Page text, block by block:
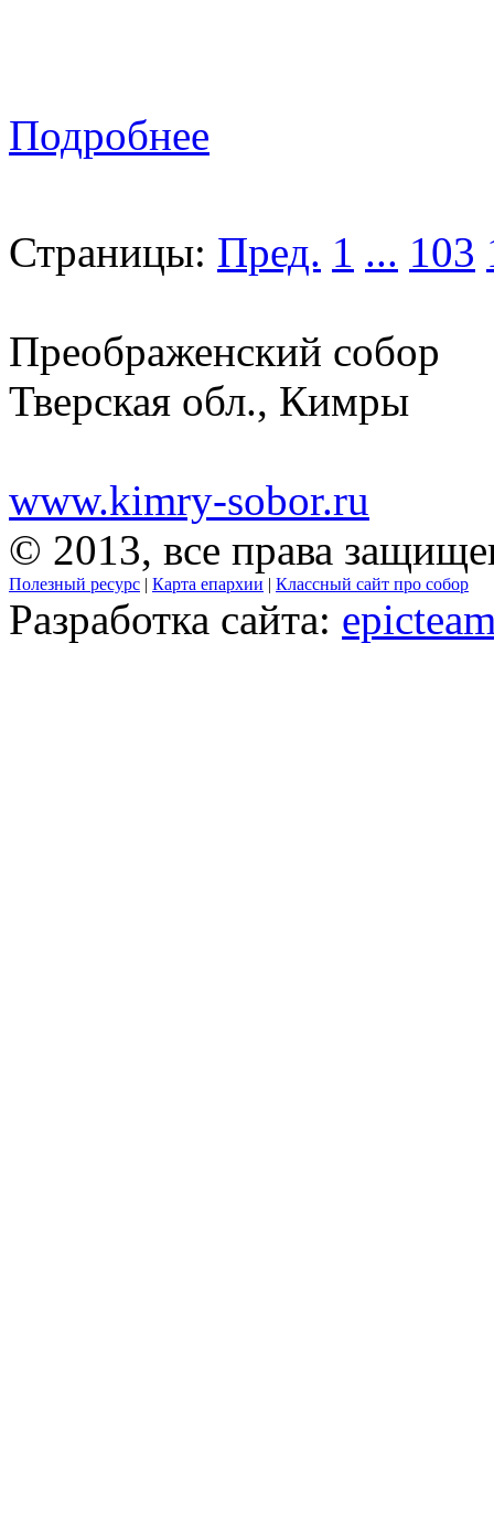
Подробнее
Страницы: Пред. 1 ... 103
Преображенский собор
Тверская обл., Кимры
www.kimry-sobor.ru
© 2013, все права
Полезный ресурс | Карта епархии | Классный сайт про собор
Разработка сайта: